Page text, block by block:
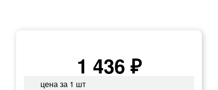
1 436 ₽
цена за 1 шт